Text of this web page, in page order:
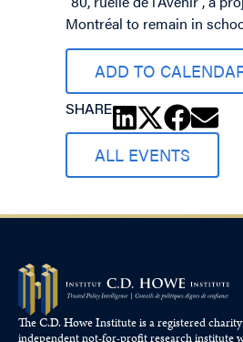
Montréal to remain in
ADD TO
SHARE
ALL EVENTS
The C.D. Howe Institute is a registered